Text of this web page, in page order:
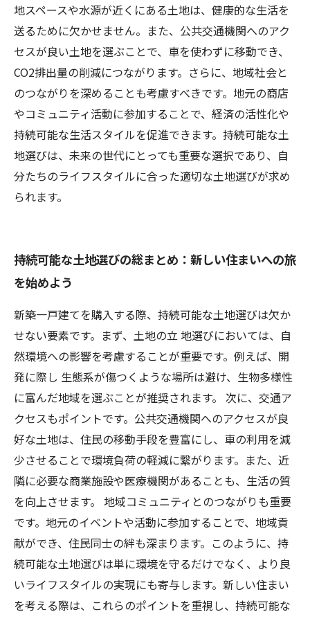
地スペースや水源が近くにある土地は、健康的な生活を
送るために欠かせません。また、公共交通機関へのアク
セスが良い土地を選ぶことで、車を使わずに移動でき、
CO2排出量の削減につながります。さらに、地域社会と
のつながりを深めることも考慮すべきです。地元の商店
やコミュニティ活動に参加することで、経済の活性化や
持続可能な生活スタイルを促進できます。持続可能な土
地選びは、未来の世代にとっても重要な選択であり、自
分たちのライフスタイルに合った適切な土地選びが求め
られます。
持続可能な土地選びの総まとめ：新しい住まいへの旅
を始めよう
新築一戸建てを購入する際、持続可能な土地選びは欠か
せない要素です。まず、土地の立 地選びにおいては、自
然環境への影響を考慮することが重要です。例えば、開
発に際し 生態系が傷つくような場所は避け、生物多様性
に富んだ地域を選ぶことが推奨されます。 次に、交通ア
クセスもポイントです。公共交通機関へのアクセスが良
好な土地は、住民の移動手段を豊富にし、車の利用を減
少させることで環境負荷の軽減に繋がります。また、近
隣に必要な商業施設や医療機関があることも、生活の質
を向上させます。 地域コミュニティとのつながりも重要
です。地元のイベントや活動に参加することで、地域貢
献ができ、住民同士の絆も深まります。このように、持
続可能な土地選びは単に環境を守るだけでなく、より良
いライフスタイルの実現にも寄与します。新しい住まい
を考える際は、これらのポイントを重視し、持続可能な